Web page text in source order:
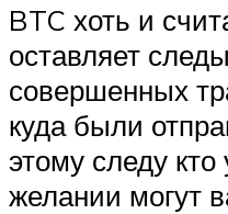
BTC хоть и
оставляет
совершенных
куда были
этому следу кто
желании могут